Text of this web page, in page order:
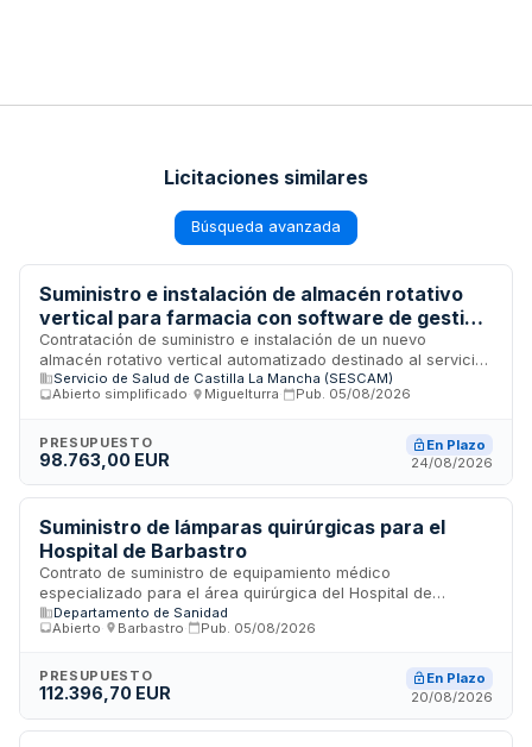
Licitaciones similares
Búsqueda avanzada
Suministro e instalación de almacén rotativo
vertical para farmacia con software de gestión
en el Hospital de Tomelloso
Contratación de suministro e instalación de un nuevo
almacén rotativo vertical automatizado destinado al servicio
de farmacia del Hospital de Tomelloso, incluyendo el
software de gestión del sistema. El contrato comprende
existente. Se trata de un contrato administrativo de suministro
tramitado mediante procedimiento abierto simplificado
conforme a la Ley de Contratos del Sector Público.
Servicio de Salud de Castilla La Mancha (SESCAM)
Abierto simplificado
Miguelturra Pub. 05/08/2026
PRESUPUESTO
98.763,00 EUR
En Plazo
24/08/2026
Suministro de lámparas quirúrgicas para el
Hospital de Barbastro
Contrato de suministro de equipamiento médico
especializado para el área quirúrgica del Hospital de
Barbastro. Se prevé la adquisición de lámparas quirúrgicas
específicamente diseñadas para uso en quirófano, mediante
La tramitación se realiza a través de plataformas
electrónicas de contratación pública.
Departamento de Sanidad
Abierto
Barbastro Pub. 05/08/2026
PRESUPUESTO
112.396,70 EUR
En Plazo
20/08/2026